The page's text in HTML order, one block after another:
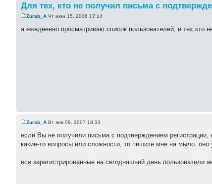
Для тех, кто не получил письма с
Zurab_A Чт июн 15, 2006 17:14
я ежедневно просматриваю список пользователей, и тех кто
Zurab_A Вт янв 09, 2007 18:33
если Вы не получили письма с подтверждением регистрации,
какие-то вопросы или сложности, то пишите мне на мыло.
все зарегистрированные на сегодняшний день пользователи